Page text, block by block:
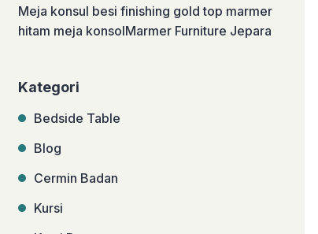
Meja konsul besi finishing gold top marmer
hitam meja konsolMarmer Furniture Jepara
Kategori
Bedside Table
Blog
Cermin Badan
Kursi